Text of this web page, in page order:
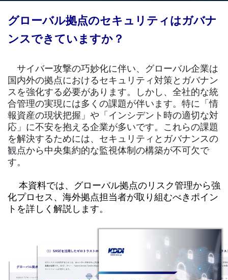
グローバル拠点のセキュリティはガバナ
ンスできていますか？
サイバー攻撃の巧妙化に伴い、グローバル企業は
国内外の拠点におけるセキュリティ対策とガバナン
スを強化する必要があります。しかし、全社的な統
合管理の実現には多くの課題が伴います。特に「情
報資産の現状把握」や「インシデント時の適切な対
応」に不安を抱える企業が多いです。これらの課題
を解決するためには、セキュリティとガバナンスの
観点から中央集約的な監視体制の構築が不可欠で
す。
本資料では、グローバル拠点のリスク管理から強
化プロセス、海外拠点担当者が取り組むべきポイン
トを詳しく解説します。